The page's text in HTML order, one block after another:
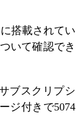
搭載されてい
いて確認でき
ブスクリプシ
ジ付きで5074